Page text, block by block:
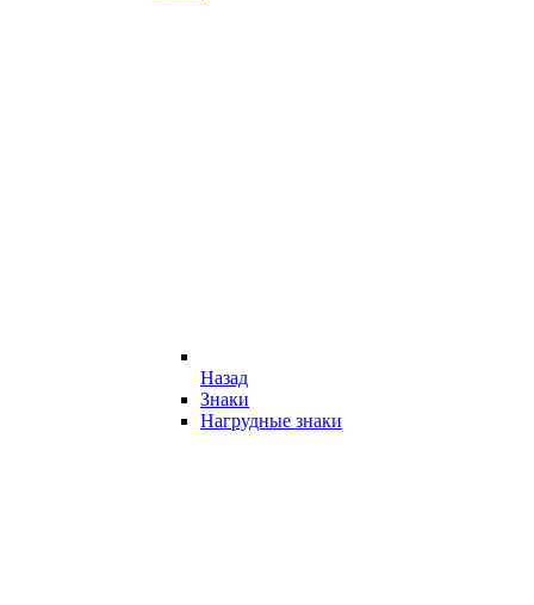
Назад
Знаки
Нагрудные знаки